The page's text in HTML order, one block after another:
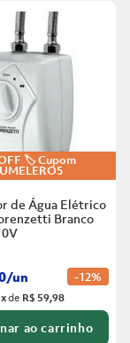
🏷️ Cupom
de Água Elétrico
Branco
/un -12%
xde R$ 59,98
ao carrinho